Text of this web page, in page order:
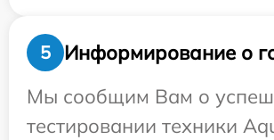
5
Информирование о
Мы сообщим Вам о
тестировании техники